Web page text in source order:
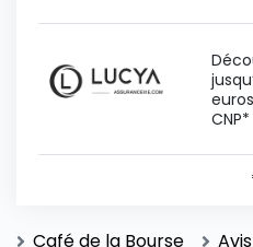
CNP*
Café de la Bourse